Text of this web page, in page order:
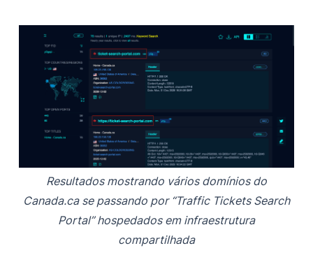
Resultados mostrando vários domínios do
Canada.ca se passando por “Traffic Tickets Search
Portal” hospedados em infraestrutura
compartilhada